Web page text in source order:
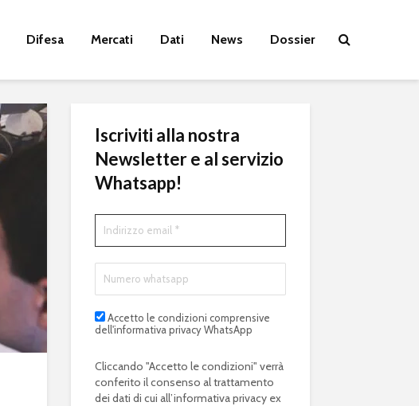
Difesa Mercati Dati News Dossier
Iscriviti alla nostra
Newsletter e al servizio
Whatsapp!
Accetto le condizioni comprensive
dell'informativa privacy WhatsApp
Cliccando "Accetto le condizioni" verrà
conferito il consenso al trattamento
dei dati di cui all’informativa privacy ex